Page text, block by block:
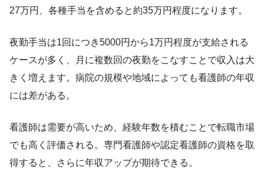
27万円、各種手当を含めると約35万円程度になります。
夜勤手当は1回につき5000円から1万円程度が支給される
ケースが多く、月に複数回の夜勤をこなすことで収入は大
きく増えます。病院の規模や地域によっても看護師の年収
には差がある。
看護師は需要が高いため、経験年数を積むことで転職市場
でも高く評価される。専門看護師や認定看護師の資格を取
得すると、さらに年収アップが期待できる。